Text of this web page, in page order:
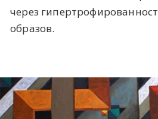
через
образов.